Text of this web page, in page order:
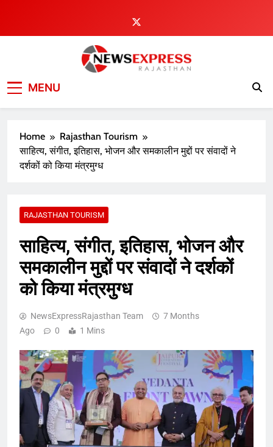
content
MENU
Home
Rajasthan Tourism
साहित्य, संगीत, इतिहास, भोजन और समकालीन मुद्दों पर संवादों ने
दर्शकों को किया मंत्रमुग्ध
RAJASTHAN TOURISM
साहित्य, संगीत, इतिहास, भोजन और
समकालीन मुद्दों पर संवादों ने दर्शकों
को किया मंत्रमुग्ध
NewsExpressRajasthan Team
7 Months
Ago
0 1 Mins